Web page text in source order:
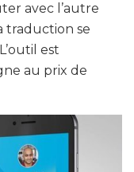
avec l’autre
traduction se
est
au prix de